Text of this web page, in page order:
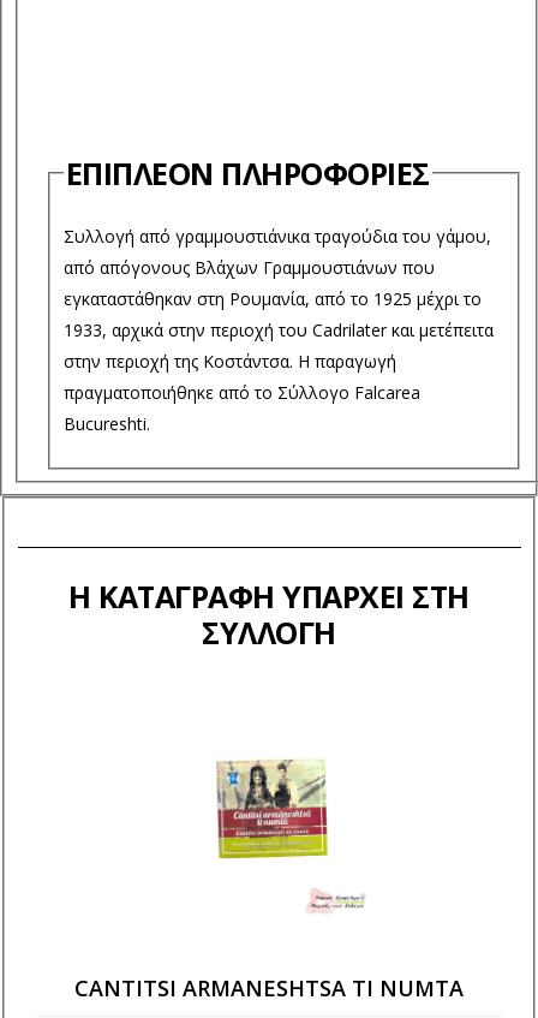
ΕΠΙΠΛΈΟΝ ΠΛΗΡΟΦΟΡΊΕΣ
Συλλογή από γραμμουστιάνικα τραγούδια του γάμου,
από απόγονους Βλάχων Γραμμουστιάνων που
εγκαταστάθηκαν στη Ρουμανία, από το 1925 μέχρι το
1933, αρχικά στην περιοχή του Cadrilater και μετέπειτα
στην περιοχή της Κοστάντσα. Η παραγωγή
πραγματοποιήθηκε από το Σύλλογο Falcarea
Bucureshti.
Η ΚΑΤΑΓΡΑΦΉ ΥΠΆΡΧΕΙ ΣΤΗ
ΣΥΛΛΟΓΉ
CANTITSI ARMANESHTSA TI NUMTA